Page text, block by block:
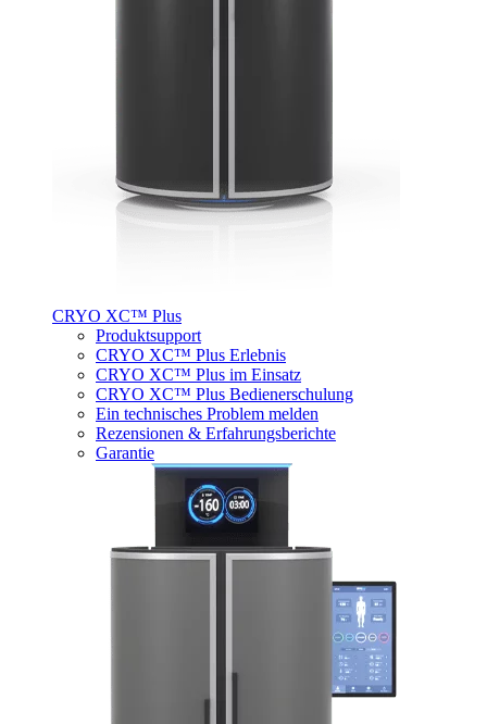
CRYO XC™ Plus
Produktsupport
CRYO XC™ Plus Erlebnis
CRYO XC™ Plus im Einsatz
CRYO XC™ Plus Bedienerschulung
Ein technisches Problem melden
Rezensionen & Erfahrungsberichte
Garantie